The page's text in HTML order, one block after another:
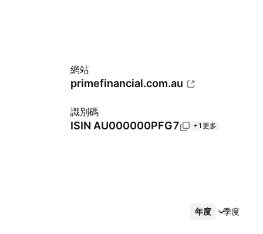
網站
primefinancial.com.au
識別碼
ISIN AU000000PFG7 +1更多
年度 季度
更多